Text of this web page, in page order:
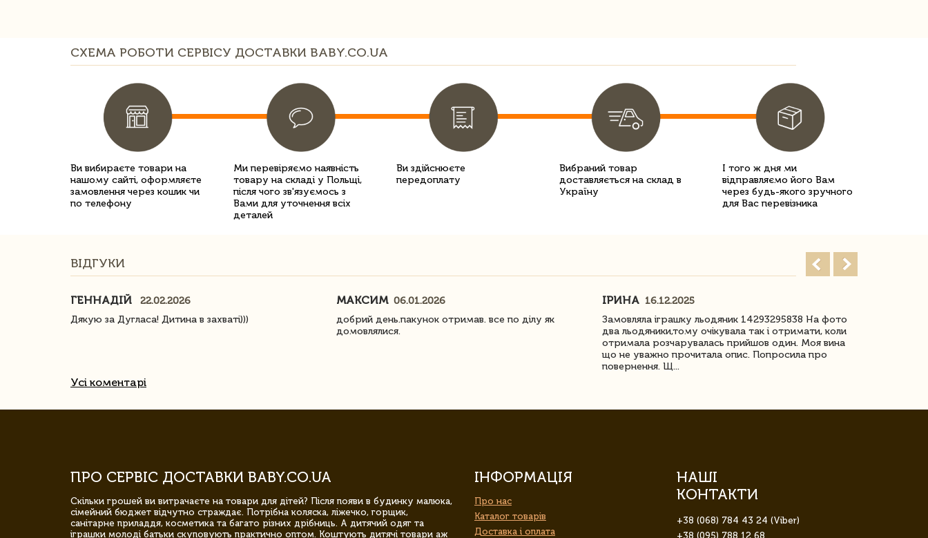
СХЕМА РОБОТИ СЕРВІСУ ДОСТАВКИ BABY.CO.UA
Ви вибираєте товари на
нашому сайті, оформляєте
замовлення через кошик чи
по телефону
Ми перевіряємо наявність
товару на складі у Польщі,
після чого зв'язуємось з
Вами для уточнення всіх
деталей
Ви здійснюєте
передоплату
Вибраний товар
доставляється на склад в
Україну
І того ж дня ми
відправляємо його Вам
через будь-якого зручного
для Вас перевізника
ВІДГУКИ
ГЕННАДІЙ
22.02.2026
Дякую за Дугласа! Дитина в захваті)))
МАКСИМ 06.01.2026
добрий день.пакунок отримав. все по ділу як
домовлялися.
ІРИНА 16.12.2025
Замовляла іграшку льодяник 14293295838 На фото
два льодяники,тому очікувала так і отримати, коли
отримала розчарувалась прийшов один. Моя вина
що не уважно прочитала опис. Попросила про
повернення. Щ...
Усі коментарі
ПРО СЕРВІС ДОСТАВКИ BABY.CO.UA
Скільки грошей ви витрачаєте на товари для дітей? Після появи в будинку малюка,
сімейний бюджет відчутно страждає. Потрібна коляска, ліжечко, горщик,
санітарне приладдя, косметика та багато різних дрібниць. А дитячий одяг та
іграшки молоді батьки скуповують практично оптом. Коштують дитячі товари аж
ІНФОРМАЦІЯ
Про нас
Каталог товарів
Доставка і оплата
НАШІ
КОНТАКТИ
+38 (068) 784 43 24 (Viber)
+38 (095) 788 12 68